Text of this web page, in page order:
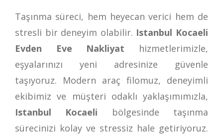
Taşınma süreci, hem heyecan verici hem de
stresli bir deneyim olabilir. Istanbul Kocaeli
Evden Eve Nakliyat hizmetlerimizle,
eşyalarınızı yeni adresinize güvenle
taşıyoruz. Modern araç filomuz, deneyimli
ekibimiz ve müşteri odaklı yaklaşımımızla,
Istanbul Kocaeli bölgesinde taşınma
sürecinizi kolay ve stressiz hale getiriyoruz.